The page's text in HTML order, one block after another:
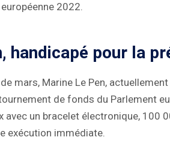
2022.
handicapé pour la
mars, Marine Le Pen,
de fonds du Parlement
avec un bracelet électronique, 100
exécution immédiate.